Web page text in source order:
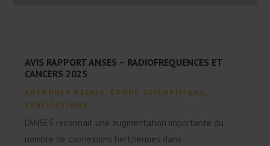
AVIS RAPPORT ANSES – RADIOFREQUENCES ET
CANCERS 2025
ANTENNES RELAIS , ETUDE SCIENTIFIQUE ,
PUBLICATIONS
L'ANSES reconnait une augmentation importante du
nombre de connexions hertziennes dans